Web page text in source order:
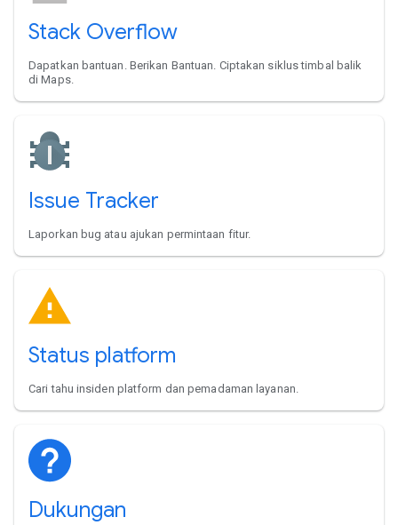
Stack Overflow
Dapatkan bantuan. Berikan Bantuan. Ciptakan siklus timbal balik
di Maps.
Issue Tracker
Laporkan bug atau ajukan permintaan fitur.
Status platform
Cari tahu insiden platform dan pemadaman layanan.
Dukungan